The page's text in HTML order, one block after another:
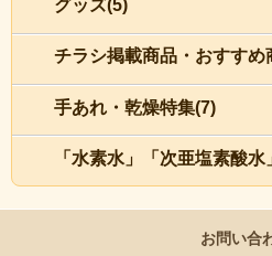
グッズ(5)
チラシ掲載商品・おすすめ
手あれ・乾燥特集(7)
「水素水」「次亜塩素酸
お問い合